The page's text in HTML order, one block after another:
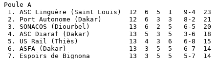
Poule A
1. ASC Linguère (Saint Louis)	12  6  5  1   9-4  23
2. Port Autonome (Dakar)	12  6  3  3   8-2  21
3. SONACOS (Diourbel)		13  6  2  5   6-5  20
4. ASC Diaraf (Dakar)		13  5  3  5   3-6  18
5. US Rail (Thiès)		13  4  3  6   6-8  15
6. ASFA (Dakar)		13  3  5  5   6-7  14
7. Espoirs de Bignona		13  3  5  5   5-7  14